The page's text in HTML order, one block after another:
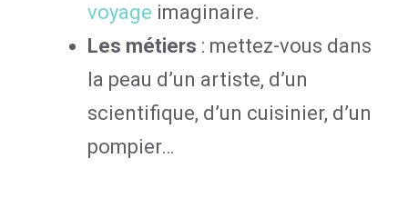
voyage imaginaire.
Les métiers : mettez-vous dans
la peau d’un artiste, d’un
scientifique, d’un cuisinier, d’un
pompier…